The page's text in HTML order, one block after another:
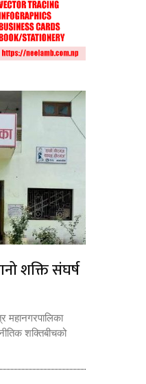
शक्ति संघर्ष
शक्तिबीचको